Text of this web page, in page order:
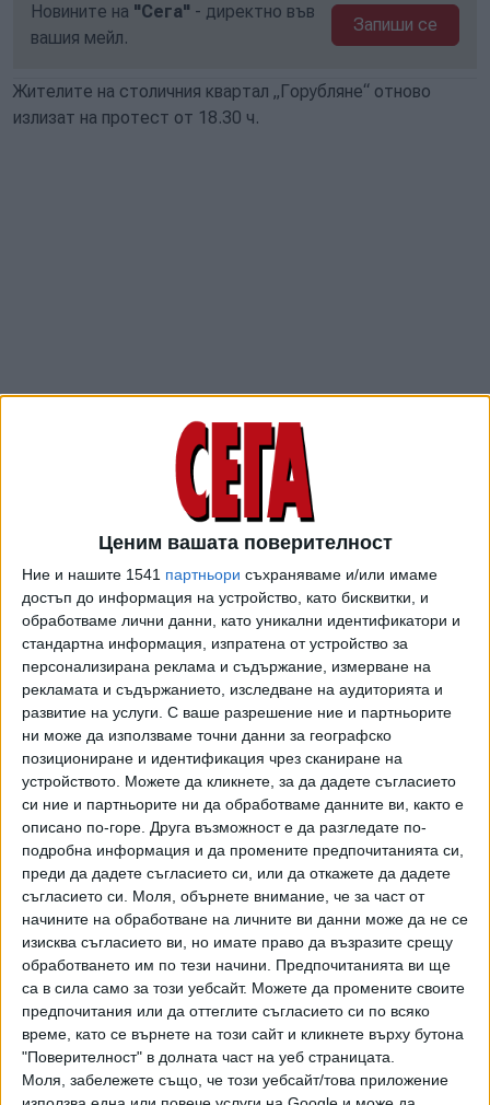
Ценим вашата поверителност
Ние и нашите 1541 партньори съхраняваме и/или имаме
достъп до информация на устройство, като бисквитки, и
обработваме лични данни, като уникални идентификатори и
стандартна информация, изпратена от устройство за
персонализирана реклама и съдържание, измерване на
рекламата и съдържанието, изследване на аудиторията и
развитие на услуги. С ваше разрешение ние и партньорите
ни може да използваме точни данни за географско
позициониране и идентификация чрез сканиране на
устройството. Можете да кликнете, за да дадете съгласието
си ние и партньорите ни да обработваме данните ви, както е
описано по-горе. Друга възможност е да разгледате по-
подробна информация и да промените предпочитанията си,
преди да дадете съгласието си, или да откажете да дадете
съгласието си.
Моля, обърнете внимание, че за част от
начините на обработване на личните ви данни може да не се
изисква съгласието ви, но имате право да възразите срещу
обработването им по тези начини. Предпочитанията ви ще
са в сила само за този уебсайт. Можете да промените своите
предпочитания или да оттеглите съгласието си по всяко
време, като се върнете на този сайт и кликнете върху бутона
"Поверителност" в долната част на уеб страницата.
Моля, забележете също, че този уебсайт/това приложение
Новините на "Сега" - директно във
вашия мейл.
Запиши се
Жителите на столичния квартал „Горубляне“ отново
излизат на протест от 18.30 ч.
Те настояват за справедливо обезщетение на
отчуждените земи, които попадат в Закона за
устройството и застрояването на Столичната община,
Протестиращите ще блокират движението по бул.
„Цариградско шосе“, заяви Иван Димитров от
инициативния комитет на протеста:
"Засега само "Цариградско". Предполагам, че ще е
около час. Видяхме, че единствено ни виждат и ни чуват
когато затворим "Цариградско шосе". Рисува ни се един
план, който е неизпълним. На нас са ни блокирани
имотите и ние не можем да ги ползваме, а плащаме
данък и такса "смет".
Последвайте ни и в
Ако искате да подкрепите независимата
и качествена журналистика в “Сега”,
можете да направите дарение през
PayPal
Ключови думи: протест,Горубляне,Цариградско шосе